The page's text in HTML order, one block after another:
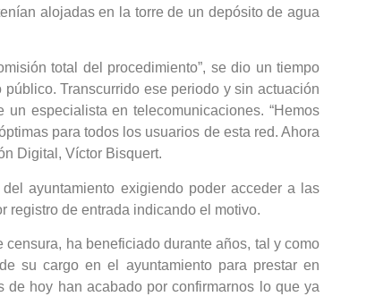
alojadas en la torre de un depósito de agua
total del procedimiento”, se dio un tiempo
Transcurrido ese periodo y sin actuación
especialista en telecomunicaciones. “Hemos
para todos los usuarios de esta red. Ahora
Digital, Víctor Bisquert.
ayuntamiento exigiendo poder acceder a las
registro de entrada indicando el motivo.
ha beneficiado durante años, tal y como
su cargo en el ayuntamiento para prestar en
hoy han acabado por confirmarnos lo que ya